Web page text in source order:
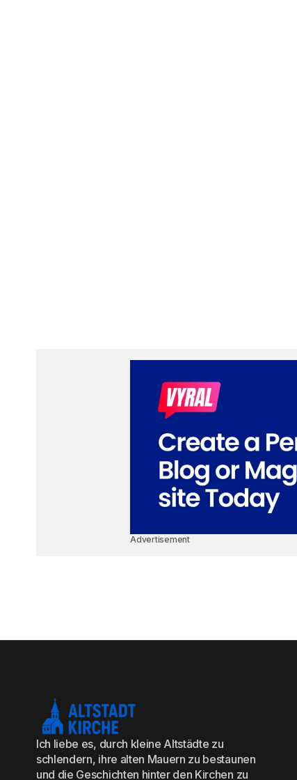
Advertisement
Ich liebe es, durch kleine Altstädte zu
schlendern, ihre alten Mauern zu bestaunen
und die Geschichten hinter den Kirchen zu